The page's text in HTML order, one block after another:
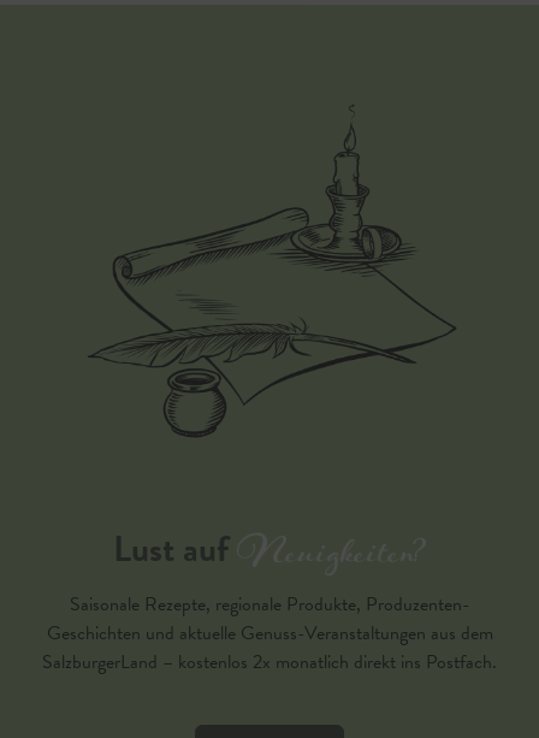
Lust aufNeuigkeiten?
Saisonale Rezepte, regionale Produkte, Produzenten-
Geschichten und aktuelle Genuss-Veranstaltungen aus dem
SalzburgerLand – kostenlos 2x monatlich direkt ins Postfach.